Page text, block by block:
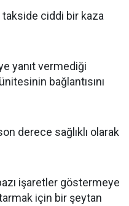
ciddi bir kaza
yanıt vermediği
bağlantısını
derece sağlıklı olarak
işaretler göstermeye
için bir şeytan